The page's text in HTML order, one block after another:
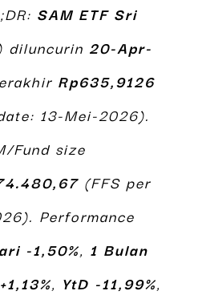
SAM ETF Sri
20-Apr-
Rp635,9126
13-Mei-2026).
Fund size
(FFS per
Performance
-1,50%, 1 Bulan
, YtD -11,99%,